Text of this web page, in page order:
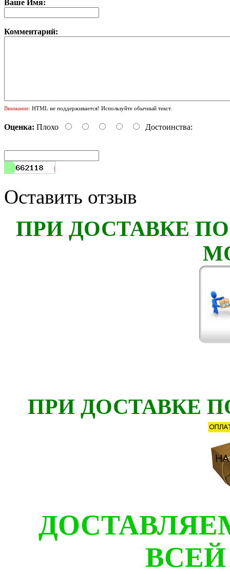
Ваше Имя:
Комментарий:
Внимание: HTML не поддерживается! Используйте обычный текст.
Оценка: Плохо Достоинства:
Оставить отзыв
ПРИ ДОСТАВКЕ
ПРИ ДОСТАВКЕ